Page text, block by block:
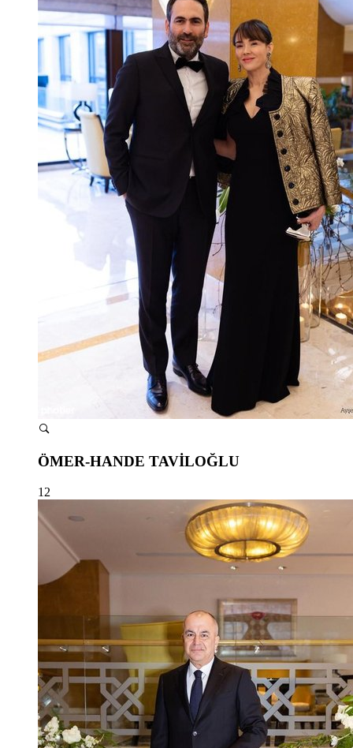
ÖMER-HANDE TAVİLOĞLU
12